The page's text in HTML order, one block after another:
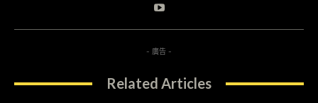
- 廣告 -
Related Articles